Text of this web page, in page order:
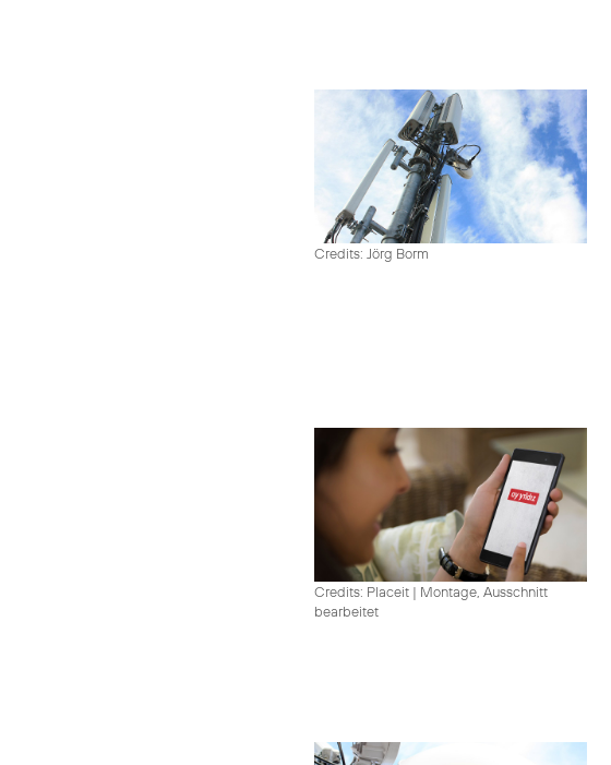
Credits: Jörg Borm
Credits: Placeit | Montage, Ausschnitt
bearbeitet